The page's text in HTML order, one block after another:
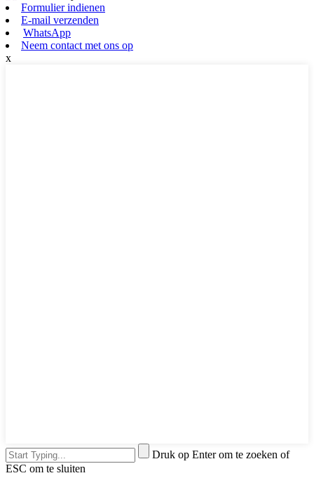
Formulier indienen
E-mail verzenden
WhatsApp
Neem contact met ons op
x
Druk op Enter om te zoeken of
ESC om te sluiten